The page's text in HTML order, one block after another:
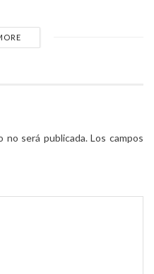
no será publicada. Los campos